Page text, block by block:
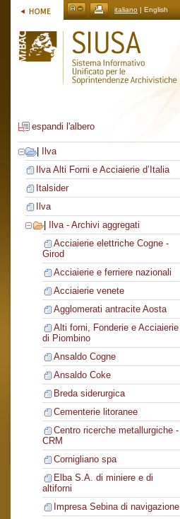
italiano | English
espandi l'albero
Ilva
Ilva Alti Forni e Acciaierie d’Italia
Italsider
Ilva
Ilva - Archivi aggregati
Acciaierie elettriche Cogne -
Girod
Acciaierie e ferriere nazionali
Acciaierie venete
Agglomerati antracite Aosta
Alti forni, Fonderie e Acciaierie
di Piombino
Ansaldo Cogne
Ansaldo Coke
Breda siderurgica
Cementerie litoranee
Centro ricerche metallurgiche -
CRM
Cornigliano spa
Elba S.A. di miniere e di
altiforni
Impresa Sebina di navigazione